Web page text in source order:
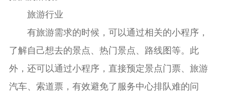
旅游行业
有旅游需求的时候，可以通过相关的小程序，
了解自己想去的景点、热门景点、路线图等。此
外，还可以通过小程序，直接预定景点门票、旅游
汽车、索道票，有效避免了服务中心排队难的问